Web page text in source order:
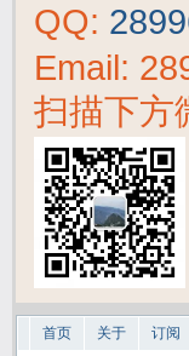
QQ:
Email:
扫描下方
首页 关于 订阅